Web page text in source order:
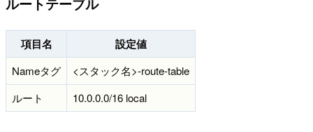
項目名 設定値
Nameタグ
<スタック名>-route-table
ルート
10.0.0.0/16 local